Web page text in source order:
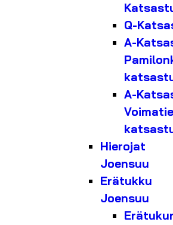
Q-
A-
A-
Hierojat
Joensuu
Erätukku
Joensuu